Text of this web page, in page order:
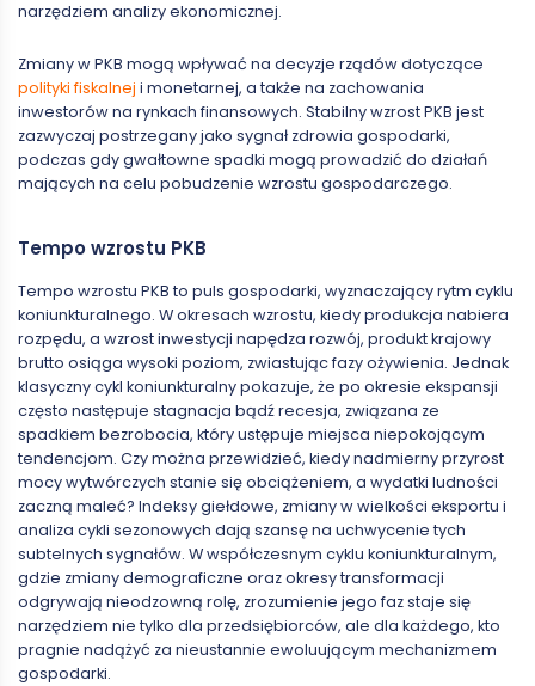
narzędziem analizy ekonomicznej.
Zmiany w PKB mogą wpływać na decyzje rządów dotyczące
polityki fiskalnej i monetarnej, a także na zachowania
inwestorów na rynkach finansowych. Stabilny wzrost PKB jest
zazwyczaj postrzegany jako sygnał zdrowia gospodarki,
podczas gdy gwałtowne spadki mogą prowadzić do działań
mających na celu pobudzenie wzrostu gospodarczego.
Tempo wzrostu PKB
Tempo wzrostu PKB to puls gospodarki, wyznaczający rytm cyklu
koniunkturalnego. W okresach wzrostu, kiedy produkcja nabiera
rozpędu, a wzrost inwestycji napędza rozwój, produkt krajowy
brutto osiąga wysoki poziom, zwiastując fazy ożywienia. Jednak
klasyczny cykl koniunkturalny pokazuje, że po okresie ekspansji
często następuje stagnacja bądź recesja, związana ze
spadkiem bezrobocia, który ustępuje miejsca niepokojącym
tendencjom. Czy można przewidzieć, kiedy nadmierny przyrost
mocy wytwórczych stanie się obciążeniem, a wydatki ludności
zaczną maleć? Indeksy giełdowe, zmiany w wielkości eksportu i
analiza cykli sezonowych dają szansę na uchwycenie tych
subtelnych sygnałów. W współczesnym cyklu koniunkturalnym,
gdzie zmiany demograficzne oraz okresy transformacji
odgrywają nieodzowną rolę, zrozumienie jego faz staje się
narzędziem nie tylko dla przedsiębiorców, ale dla każdego, kto
pragnie nadążyć za nieustannie ewoluującym mechanizmem
gospodarki.